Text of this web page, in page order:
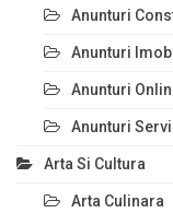
Anunturi
Anunturi
Anunturi
Anunturi
Arta Si Cultura
Arta Culinara